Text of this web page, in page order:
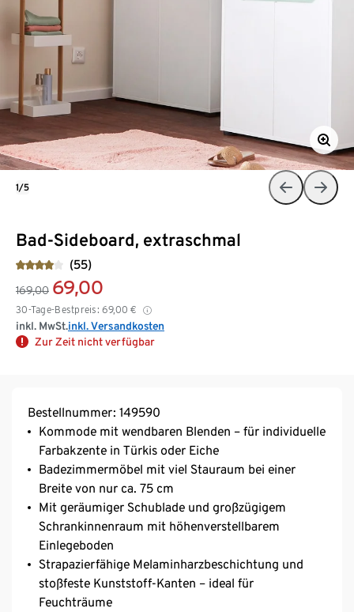
Bad-Sideboard, extraschmal
(55)
169,00 69,00
30-Tage-Bestpreis: 69,00 €
inkl. MwSt.inkl. Versandkosten
Zur Zeit nicht verfügbar
1/5
Bestellnummer: 149590
Kommode mit wendbaren Blenden – für individuelle
Farbakzente in Türkis oder Eiche
Badezimmermöbel mit viel Stauraum bei einer
Breite von nur ca. 75 cm
Mit geräumiger Schublade und großzügigem
Schrankinnenraum mit höhenverstellbarem
Einlegeboden
Strapazierfähige Melaminharzbeschichtung und
stoßfeste Kunststoff-Kanten – ideal für
Feuchträume